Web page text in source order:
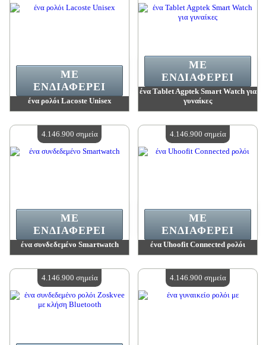
ένα ρολόι Lacoste Unisex
Διαθέσιμη ποσότητα:4
ΜΕ
ΕΝΔΙΑΦΈΡΕΙ
ένα Tablet Agptek Smart Watch για
γυναίκες
Διαθέσιμη ποσότητα:4
ΜΕ
ΕΝΔΙΑΦΈΡΕΙ
ένα συνδεδεμένο Smartwatch
Διαθέσιμη ποσότητα:4
ΜΕ
ΕΝΔΙΑΦΈΡΕΙ
4.146.900 σημεία
ένα Uhoofit Connected ρολόι
Διαθέσιμη ποσότητα:4
ΜΕ
ΕΝΔΙΑΦΈΡΕΙ
4.146.900 σημεία
4.146.900 σημεία 4.146.900 σημεία